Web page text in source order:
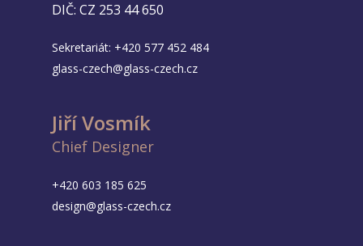
DIČ: CZ 253 44 650
Sekretariát: +420 577 452 484
glass-czech@glass-czech.cz
Jiří Vosmík
Chief Designer
+420 603 185 625
design@glass-czech.cz